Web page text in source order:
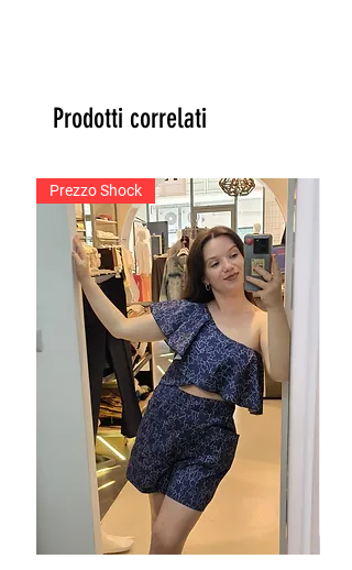
Prodotti correlati
Prezzo Shock